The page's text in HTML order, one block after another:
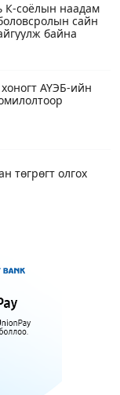
К-соёлын наадам
сайн
байна
АҮЭБ-ийн
төгрөгт олгох
ажлыг
12-15 мянган
нийлүүлэх хүсэлт